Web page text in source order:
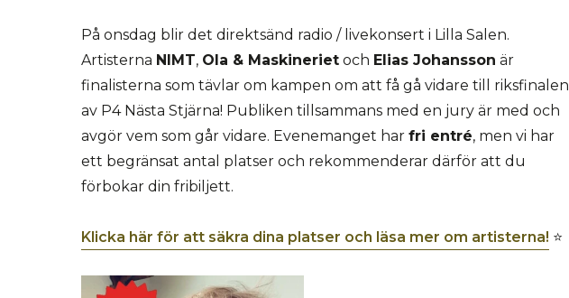
På onsdag blir det direktsänd radio / livekonsert i Lilla Salen.
Artisterna NIMT, Ola & Maskineriet och Elias Johansson är
finalisterna som tävlar om kampen om att få gå vidare till riksfinalen
av P4 Nästa Stjärna! Publiken tillsammans med en jury är med och
avgör vem som går vidare. Evenemanget har fri entré, men vi har
ett begränsat antal platser och rekommenderar därför att du
förbokar din fribiljett.
Klicka här för att säkra dina platser och läsa mer om artisterna! ⭐